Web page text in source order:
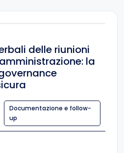
delle riunioni
la
Documentazione e follow-
up